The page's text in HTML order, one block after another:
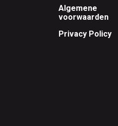
Footer
Algemene
voorwaarden
Privacy Policy